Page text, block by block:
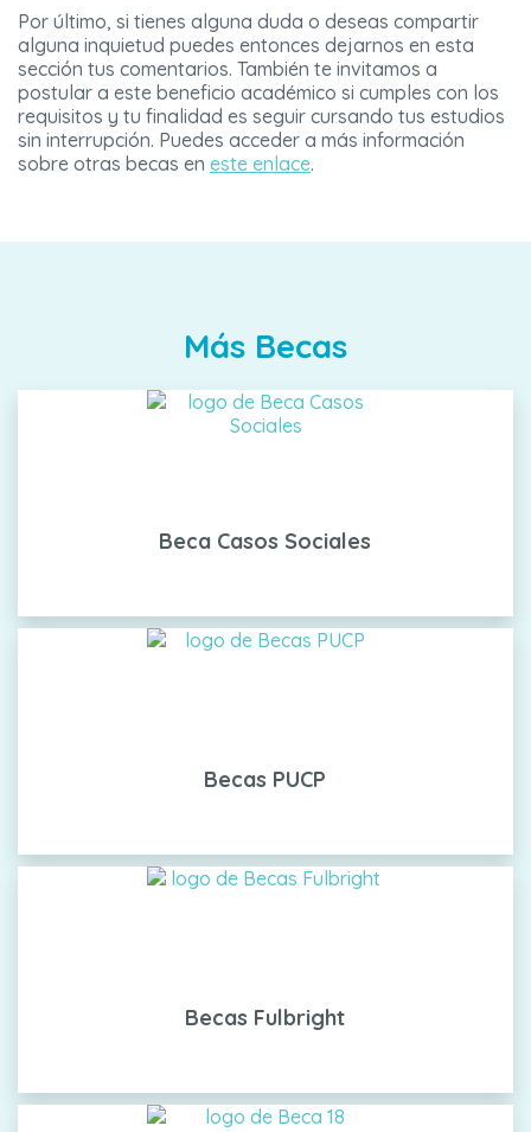
Por último, si tienes alguna duda o deseas compartir
alguna inquietud puedes entonces dejarnos en esta
sección tus comentarios. También te invitamos a
postular a este beneficio académico si cumples con los
requisitos y tu finalidad es seguir cursando tus estudios
sin interrupción. Puedes acceder a más información
sobre otras becas en este enlace.
Más Becas
Beca Casos Sociales
Becas PUCP
Becas Fulbright